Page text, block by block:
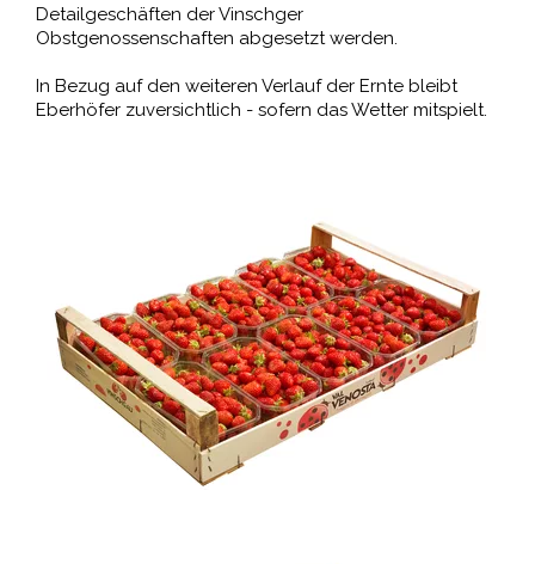
Detailgeschäften der Vinschger
Obstgenossenschaften abgesetzt werden.
In Bezug auf den weiteren Verlauf der Ernte bleibt
Eberhöfer zuversichtlich - sofern das Wetter mitspielt.